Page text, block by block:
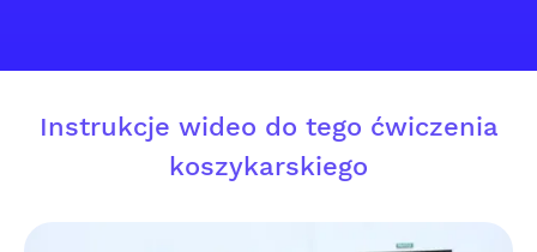
Instrukcje wideo do tego ćwiczenia
koszykarskiego